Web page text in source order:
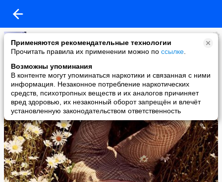
Применяются рекомендательные технологии
Прочитать правила их применении можно по ссылке
Возможны упоминания
В контенте могут упоминаться наркотики и связанная с ними
информация. Незаконное потребление наркотических
средств, психотропных веществ и их аналогов причиняет
вред здоровью, их незаконный оборот запрещён и влечёт
установленную законодательством ответственность
.ВРЕМЯ НЕ ЖДЕТ
added a photo
12 Jul в 04:06